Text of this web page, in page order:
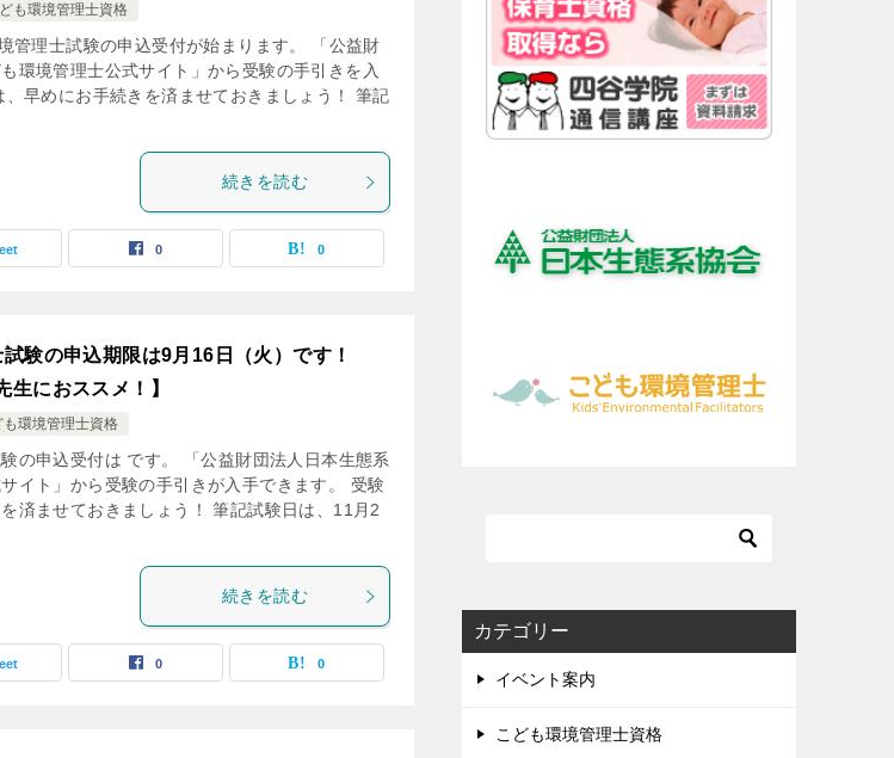
も環境管理士資格
管理士試験の申込受付が始まります。 「公益財
環境管理士公式サイト」から受験の手引きを入
早めにお手続きを済ませておきましょう！ 筆記
続きを読む
0 0
験の申込期限は9月16日（火）です！
生におススメ！】
も環境管理士資格
の申込受付は です。 「公益財団法人日本生態系
イト」から受験の手引きが入手できます。 受験
済ませておきましょう！ 筆記試験日は、11月2
続きを読む
0 0
カテゴリー
イベント案内
こども環境管理士資格